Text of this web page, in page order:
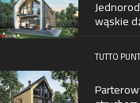
wąskie
TUTTO